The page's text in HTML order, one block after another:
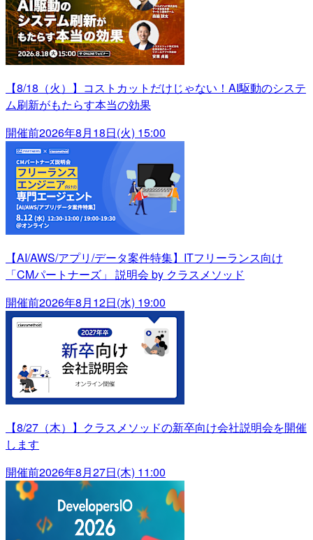
【8/18（火）】コストカットだけじゃない！AI駆動のシステ
ム刷新がもたらす本当の効果
開催前2026年8月18日(火) 15:00
【AI/AWS/アプリ/データ案件特集】ITフリーランス向け
「CMパートナーズ」 説明会 by クラスメソッド
開催前2026年8月12日(水) 19:00
【8/27（木）】クラスメソッドの新卒向け会社説明会を開催
します
開催前2026年8月27日(木) 11:00